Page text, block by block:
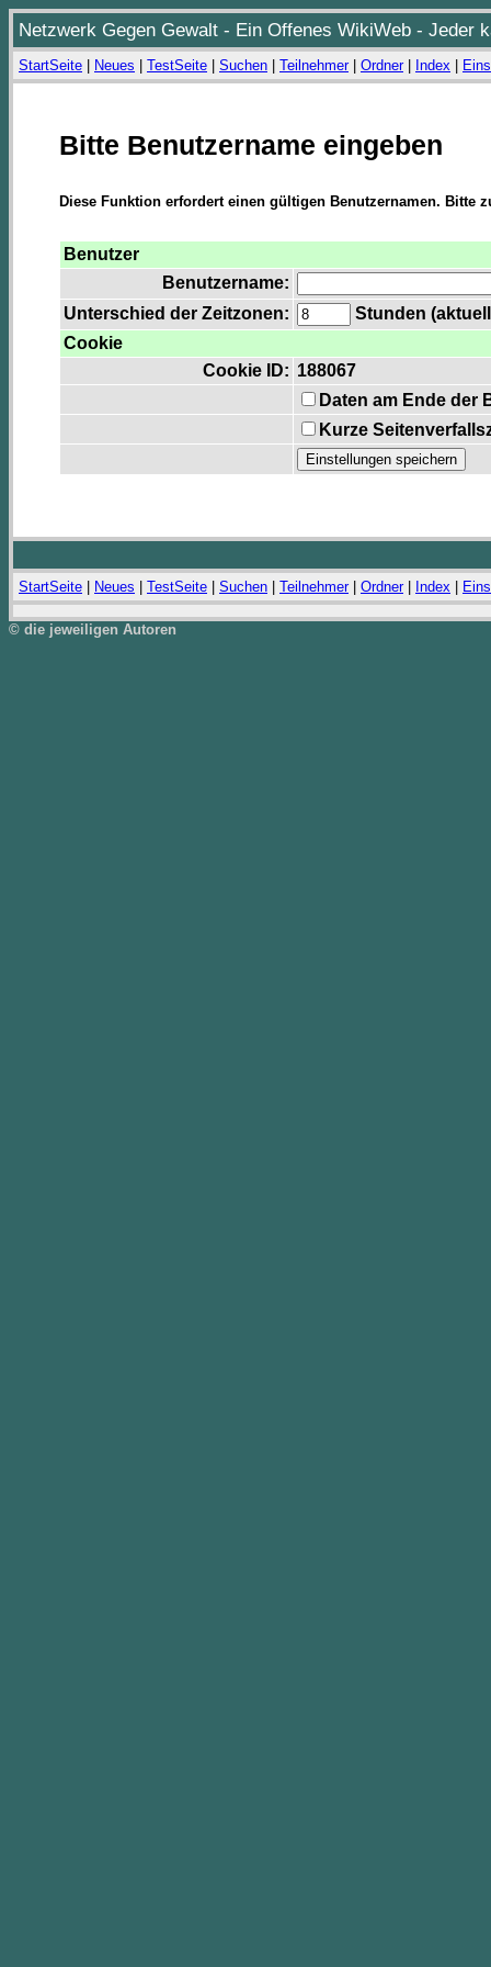
Netzwerk Gegen Gewalt - Ein Offenes WikiWeb - Jeder
StartSeite Neues TestSeite Suchen Teilnehmer| Ordner| Index
Bitte Benutzername eingeben
Diese Funktion erfordert einen gültigen Benutzernamen. Bitte
Benutzer
Benutzername:
Unterschied der Zeitzonen:
Stunden
Cookie
Cookie ID: 188067
Daten am Ende der
Kurze
StartSeite Neues TestSeite Suchen Teilnehmer| Ordner| Index
© die jeweiligen Autoren